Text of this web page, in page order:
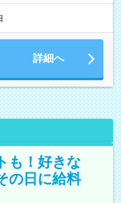
詳細へ
も！好きな
の日に給料